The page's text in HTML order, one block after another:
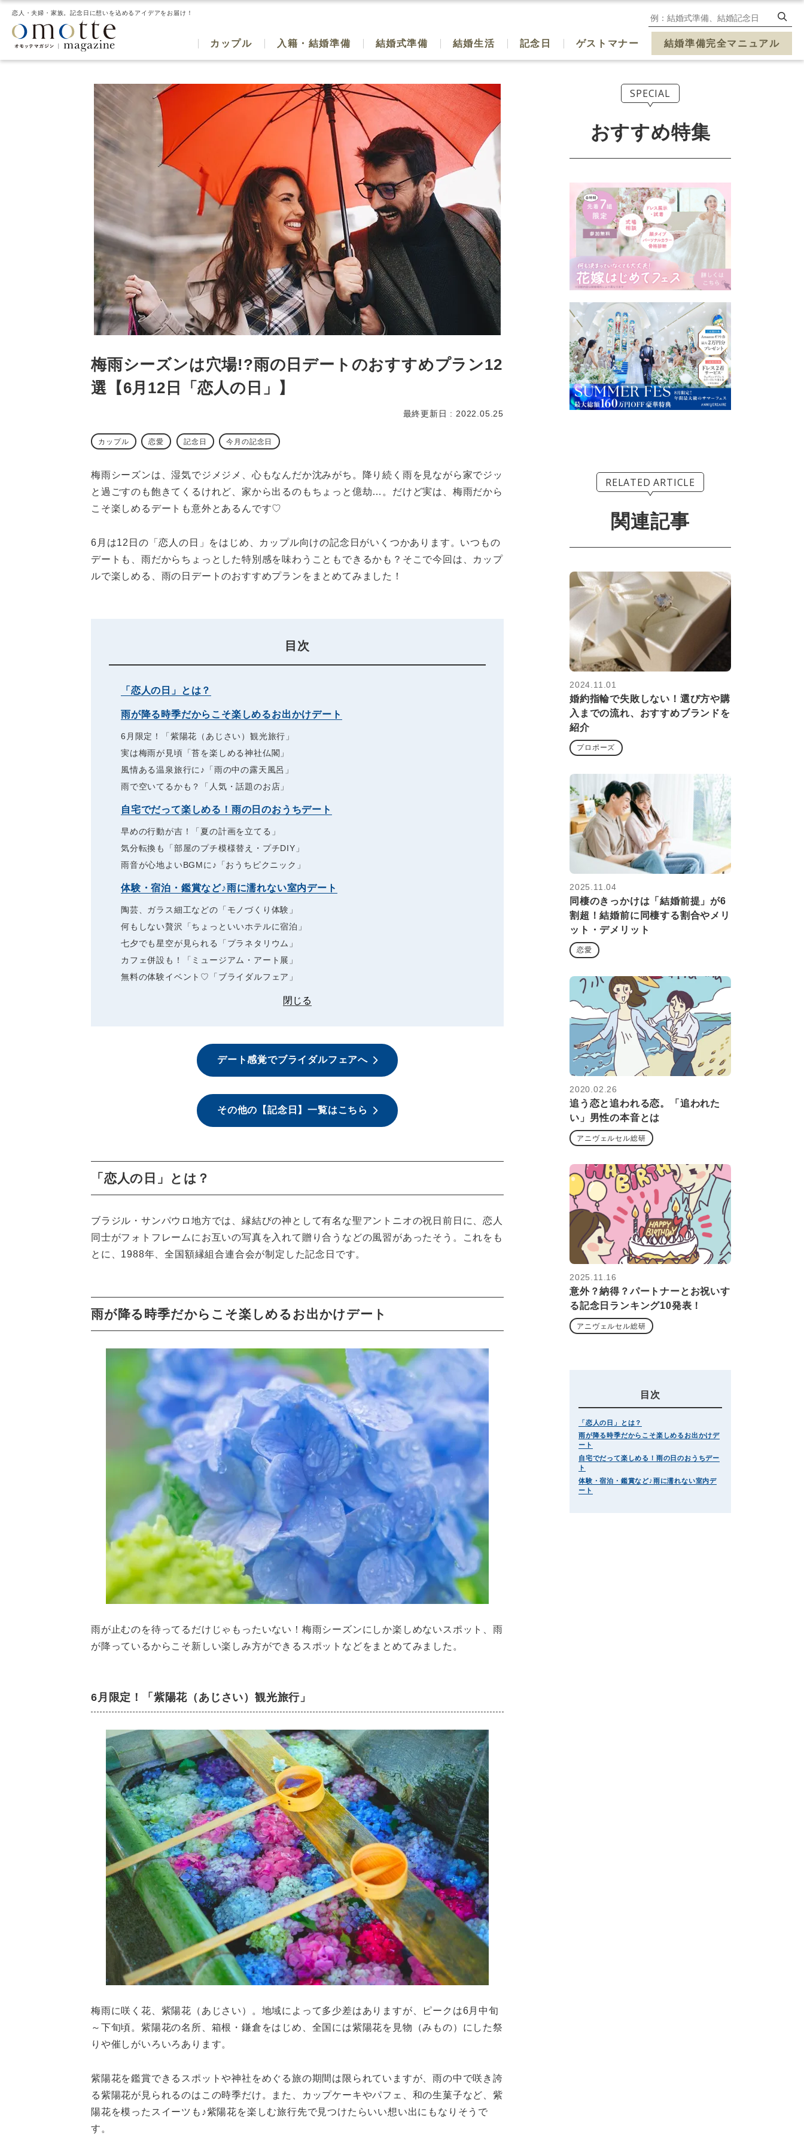
恋人・夫婦・家族。記念日に想いを込めるアイデアをお届け！
カップル 入籍・結婚準備 結婚式準備 結婚生活 記念日 ゲストマナー 結婚準備完全マニュアル
梅雨シーズンは穴場!?雨の日デートのおすすめプラン12
選【6月12日「恋人の日」】
最終更新日 : 2022.05.25
カップル 恋愛 記念日 今月の記念日
梅雨シーズンは、湿気でジメジメ、心もなんだか沈みがち。降り続く雨を見ながら家でジッ
と過ごすのも飽きてくるけれど、家から出るのもちょっと億劫…。だけど実は、梅雨だから
こそ楽しめるデートも意外とあるんです♡
6月は12日の「恋人の日」をはじめ、カップル向けの記念日がいくつかあります。いつもの
デートも、雨だからちょっとした特別感を味わうこともできるかも？そこで今回は、カップ
ルで楽しめる、雨の日デートのおすすめプランをまとめてみました！
目次
「恋人の日」とは？
雨が降る時季だからこそ楽しめるお出かけデート
6月限定！「紫陽花（あじさい）観光旅行」
実は梅雨が見頃「苔を楽しめる神社仏閣」
風情ある温泉旅行に♪「雨の中の露天風呂」
雨で空いてるかも？「人気・話題のお店」
自宅でだって楽しめる！雨の日のおうちデート
早めの行動が吉！「夏の計画を立てる」
気分転換も「部屋のプチ模様替え・プチDIY」
雨音が心地よいBGMに♪「おうちピクニック」
体験・宿泊・鑑賞など♪雨に濡れない室内デート
陶芸、ガラス細工などの「モノづくり体験」
何もしない贅沢「ちょっといいホテルに宿泊」
七夕でも星空が見られる「プラネタリウム」
カフェ併設も！「ミュージアム・アート展」
無料の体験イベント♡「ブライダルフェア」
閉じる
デート感覚でブライダルフェアへ
その他の【記念日】一覧はこちら
「恋人の日」とは？
ブラジル・サンパウロ地方では、縁結びの神として有名な聖アントニオの祝日前日に、恋人
同士がフォトフレームにお互いの写真を入れて贈り合うなどの風習があったそう。これをも
とに、1988年、全国額縁組合連合会が制定した記念日です。
雨が降る時季だからこそ楽しめるお出かけデート
雨が止むのを待ってるだけじゃもったいない！梅雨シーズンにしか楽しめないスポット、雨
が降っているからこそ新しい楽しみ方ができるスポットなどをまとめてみました。
6月限定！「紫陽花（あじさい）観光旅行」
梅雨に咲く花、紫陽花（あじさい）。地域によって多少差はありますが、ピークは6月中旬
～下旬頃。紫陽花の名所、箱根・鎌倉をはじめ、全国には紫陽花を見物（みもの）にした祭
りや催しがいろいろあります。
紫陽花を鑑賞できるスポットや神社をめぐる旅の期間は限られていますが、雨の中で咲き誇
る紫陽花が見られるのはこの時季だけ。また、カップケーキやパフェ、和の生菓子など、紫
陽花を模ったスイーツも♪紫陽花を楽しむ旅行先で見つけたらいい想い出にもなりそうで
す。
SPECIAL
おすすめ特集
RELATED ARTICLE
関連記事
2024.11.01
婚約指輪で失敗しない！選び方や購
入までの流れ、おすすめブランドを
紹介
プロポーズ
2025.11.04
同棲のきっかけは「結婚前提」が6
割超！結婚前に同棲する割合やメリ
ット・デメリット
恋愛
2020.02.26
追う恋と追われる恋。「追われた
い」男性の本音とは
アニヴェルセル総研
2025.11.16
意外？納得？パートナーとお祝いす
る記念日ランキング10発表！
アニヴェルセル総研
目次
「恋人の日」とは？
雨が降る時季だからこそ楽しめるお出かけデ
ート
自宅でだって楽しめる！雨の日のおうちデー
ト
体験・宿泊・鑑賞など♪雨に濡れない室内デ
ート